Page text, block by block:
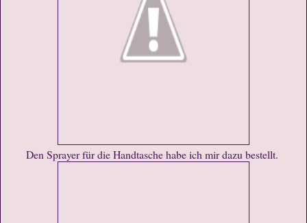
Den Sprayer für die Handtasche habe ich mir dazu bestellt.